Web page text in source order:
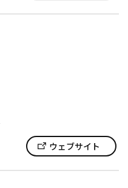
ウェブサイト